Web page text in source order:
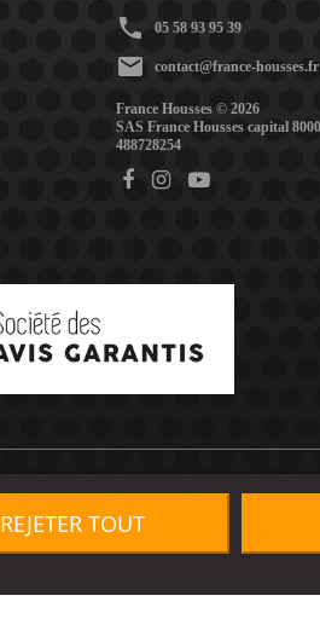
phone 05 58 93 95 39
mail contact@france-housses.fr
France Housses © 2026
SAS France Housses capital
488728254
REJETER TOUT